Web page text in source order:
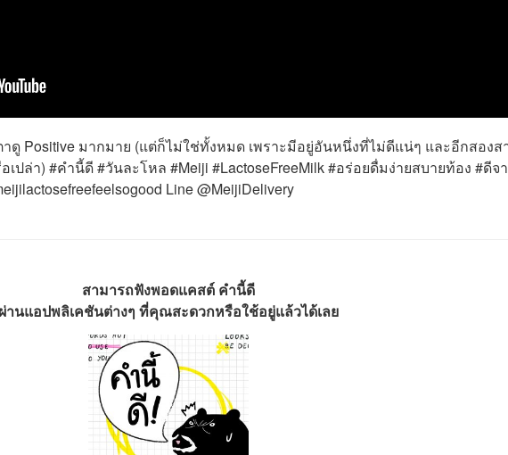
Positive มากมาย (แต่ก็ไม่ใช่ทั้งหมด เพราะมีอยู่อันหนึ่งที่ไม่ดีแน่ๆ และอีกสองส
ปล่า) #คำนี้ดี #วันละโหล #Meiji #LactoseFreeMilk #อร่อยดื่มง่ายสบายท้อง #ดีจ
Line @MeijiDelivery
สามารถฟังพอดแคสต์ คำนี้ดี
ผ่านแอปพลิเคชันต่างๆ ที่คุณสะดวกหรือใช้อยู่แล้วได้เลย